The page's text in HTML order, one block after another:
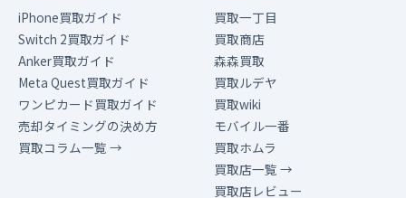
iPhone買取ガイド
Switch 2買取ガイド
Anker買取ガイド
Meta Quest買取ガイド
ワンピカード買取ガイド
売却タイミングの決め方
買取コラム一覧 →
買取一丁目
買取商店
森森買取
買取ルデヤ
買取wiki
モバイル一番
買取ホムラ
買取店一覧 →
買取店レビュー